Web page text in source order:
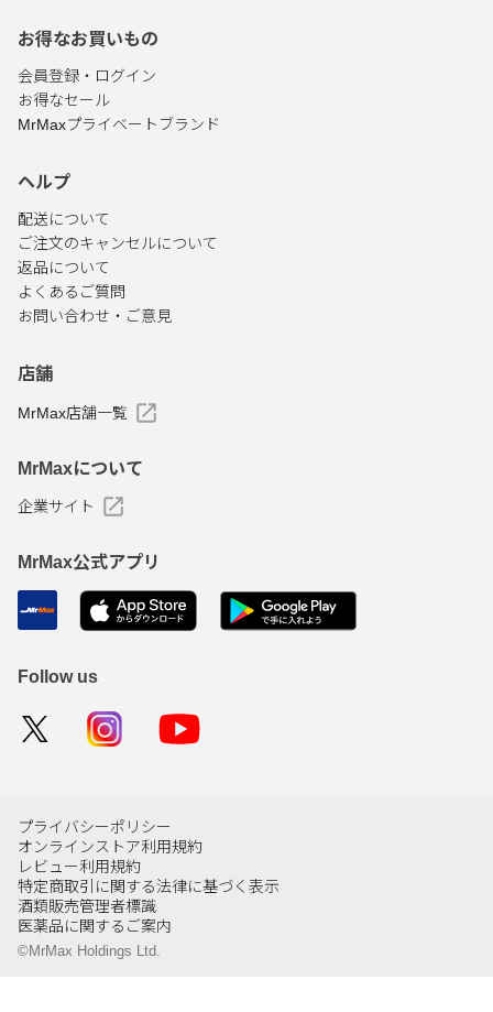
お得なお買いもの
会員登録・ログイン
お得なセール
MrMaxプライベートブランド
ヘルプ
配送について
ご注文のキャンセルについて
返品について
よくあるご質問
お問い合わせ・ご意見
店舗
MrMax店舗一覧
MrMaxについて
企業サイト
MrMax公式アプリ
Follow us
プライバシーポリシー
オンラインストア利用規約
レビュー利用規約
特定商取引に関する法律に基づく表示
酒類販売管理者標識
医薬品に関するご案内
©MrMax Holdings Ltd.